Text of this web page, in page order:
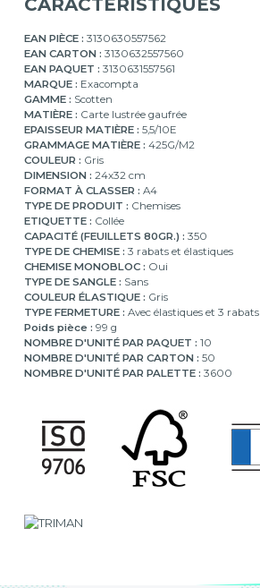
CARACTÉRISTIQUES
EAN PIÈCE : 3130630557562
EAN CARTON : 3130632557560
EAN PAQUET : 3130631557561
MARQUE : Exacompta
GAMME : Scotten
MATIÈRE : Carte lustrée gaufrée
EPAISSEUR MATIÈRE : 5,5/10E
GRAMMAGE MATIÈRE : 425G/M2
COULEUR : Gris
DIMENSION : 24x32 cm
FORMAT À CLASSER : A4
TYPE DE PRODUIT : Chemises
ETIQUETTE : Collée
CAPACITÉ (FEUILLETS 80GR.) : 350
TYPE DE CHEMISE : 3 rabats et élastiques
CHEMISE MONOBLOC : Oui
TYPE DE SANGLE : Sans
COULEUR ÉLASTIQUE : Gris
TYPE FERMETURE : Avec élastiques et 3 rabats
Poids pièce : 99 g
NOMBRE D'UNITÉ PAR PAQUET : 10
NOMBRE D'UNITÉ PAR CARTON : 50
NOMBRE D'UNITÉ PAR PALETTE : 3600